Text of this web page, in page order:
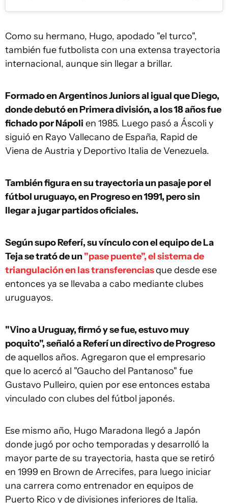
Como su hermano, Hugo, apodado "el turco",
también fue futbolista con una extensa trayectoria
internacional, aunque sin llegar a brillar.
Formado en Argentinos Juniors al igual que Diego,
donde debutó en Primera división, a los 18 años fue
fichado por Nápoli en 1985. Luego pasó a Áscoli y
siguió en Rayo Vallecano de España, Rapid de
Viena de Austria y Deportivo Italia de Venezuela.
También figura en su trayectoria un pasaje por el
fútbol uruguayo, en Progreso en 1991, pero sin
llegar a jugar partidos oficiales.
Según supo Referí, su vínculo con el equipo de La
Teja se trató de un"pase puente", el sistema de
triangulación en las transferenciasque desde ese
entonces ya se llevaba a cabo mediante clubes
uruguayos.
"Vino a Uruguay, firmó y se fue, estuvo muy
poquito", señaló a Referí un directivo de Progreso
de aquellos años. Agregaron que el empresario
que lo acercó al "Gaucho del Pantanoso" fue
Gustavo Pulleiro, quien por ese entonces estaba
vinculado con clubes del fútbol japonés.
Ese mismo año, Hugo Maradona llegó a Japón
donde jugó por ocho temporadas y desarrolló la
mayor parte de su trayectoria, hasta que se retiró
en 1999 en Brown de Arrecifes, para luego iniciar
una carrera como entrenador en equipos de
Puerto Rico y de divisiones inferiores de Italia.